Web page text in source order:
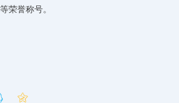
荣誉称号。